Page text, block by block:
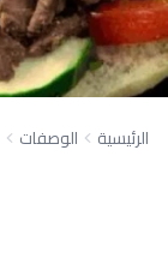
الرئيسية الوصفات